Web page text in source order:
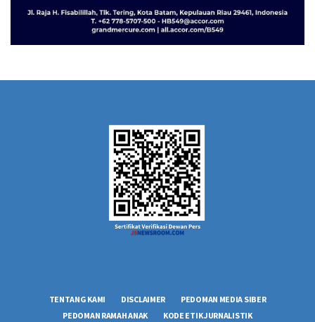
TENTANG KAMI DISCLAIMER
PEDOMAN MEDIA SIBER
PEDOMAN RAMAH ANAK
KODE ETIK JURNALISTIK